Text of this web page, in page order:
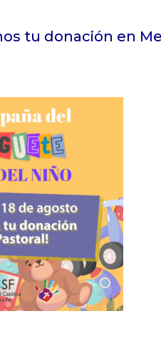
tu donación en